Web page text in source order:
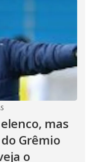
mas
Grêmio
o